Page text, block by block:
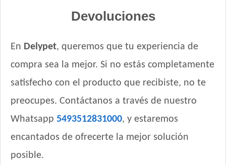
Royal Canin Perro Mini Puppy
Royal Canin Perro Raza Boxer Puppy
Royal Canin Perro Raza Bulldog Francés Puppy
Royal Canin Perro Raza Caniche Puppy
Royal Canin Perro Raza Golden Retriever Puppy
Royal Canin Perro Raza Jack Russell Terrier Puppy
Royal Canin Perro Raza Pug Puppy
Devoluciones
En Delypet, queremos que tu experiencia de
compra sea la mejor. Si no estás completamente
satisfecho con el producto que recibiste, no te
preocupes. Contáctanos a través de nuestro
Whatsapp 5493512831000, y estaremos
encantados de ofrecerte la mejor solución
posible.